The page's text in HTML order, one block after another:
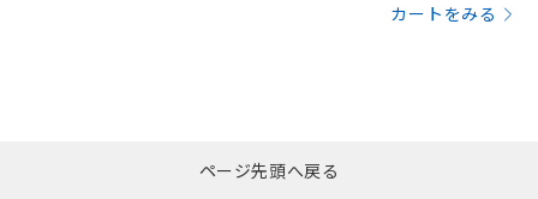
カートをみる
ページ先頭へ戻る